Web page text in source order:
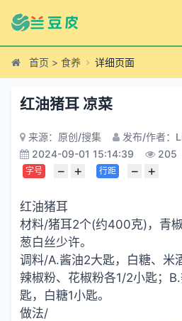
首页 > 食养 详细页面
红油猪耳 凉菜
来源：原创/搜集
发布/作者：
2024-09-01 15:14:39
205
字号 − + 行距 − +
红油猪耳
材料/猪耳2个(约400克)，青
葱白丝少许。
调料/A.酱油2大匙，白糖、米
辣椒粉、花椒粉各1/2小匙；
匙，白糖1小匙。
做法/